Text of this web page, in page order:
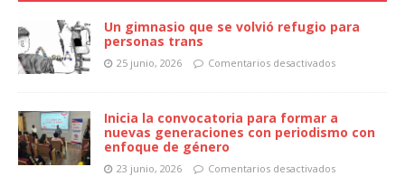
Un gimnasio que se volvió refugio para
personas trans
25 junio, 2026 Comentarios desactivados
Inicia la convocatoria para formar a
nuevas generaciones con periodismo con
enfoque de género
23 junio, 2026 Comentarios desactivados